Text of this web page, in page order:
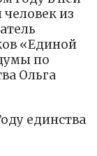
из
«Единой
по
Ольга
единства